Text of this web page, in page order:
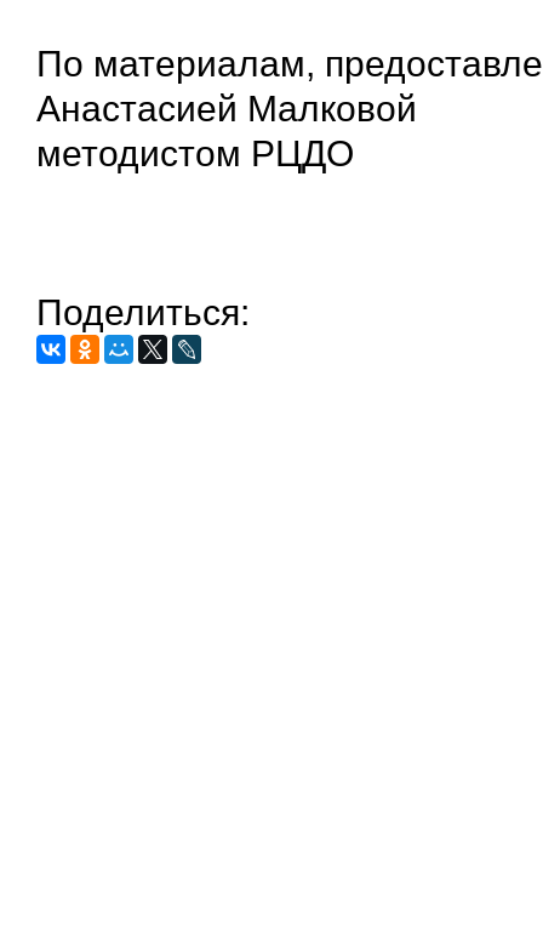
По материалам,
Анастасией Малковой
методистом РЦДО
Поделиться: